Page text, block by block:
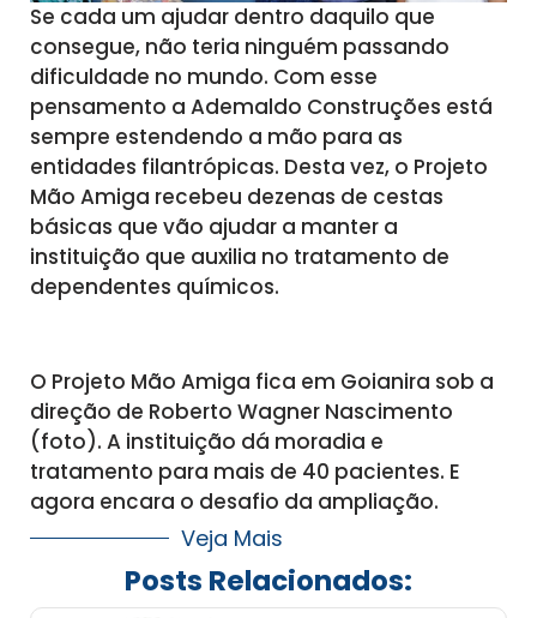
Se cada um ajudar dentro daquilo que
consegue, não teria ninguém passando
dificuldade no mundo. Com esse
pensamento a Ademaldo Construções está
sempre estendendo a mão para as
entidades filantrópicas. Desta vez, o Projeto
Mão Amiga recebeu dezenas de cestas
básicas que vão ajudar a manter a
instituição que auxilia no tratamento de
dependentes químicos.
O Projeto Mão Amiga fica em Goianira sob a
direção de Roberto Wagner Nascimento
(foto). A instituição dá moradia e
tratamento para mais de 40 pacientes. E
agora encara o desafio da ampliação.
Veja Mais
Posts Relacionados: